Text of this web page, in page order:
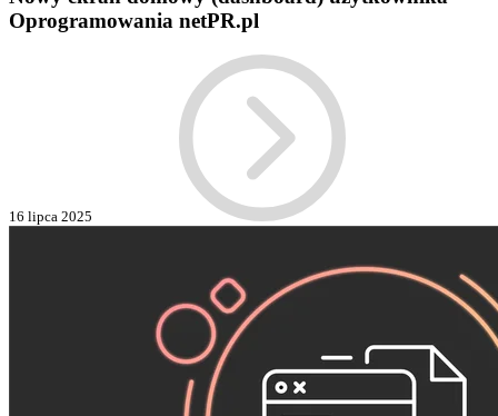
Oprogramowania netPR.pl
16 lipca 2025